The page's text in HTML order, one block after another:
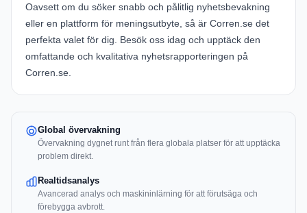
Oavsett om du söker snabb och pålitlig nyhetsbevakning
eller en plattform för meningsutbyte, så är Corren.se det
perfekta valet för dig. Besök oss idag och upptäck den
omfattande och kvalitativa nyhetsrapporteringen på
Corren.se.
Global övervakning
Övervakning dygnet runt från flera globala platser för att upptäcka
problem direkt.
Realtidsanalys
Avancerad analys och maskininlärning för att förutsäga och
förebygga avbrott.